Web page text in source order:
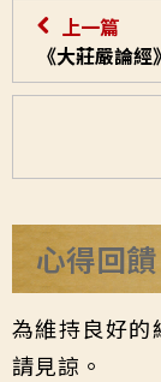
上一篇
《大莊嚴論
心得回饋
為維持良好的
請見諒。